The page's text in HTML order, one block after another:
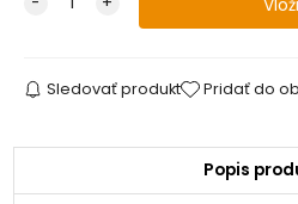
Sledovať produkt Pridať do
Popis